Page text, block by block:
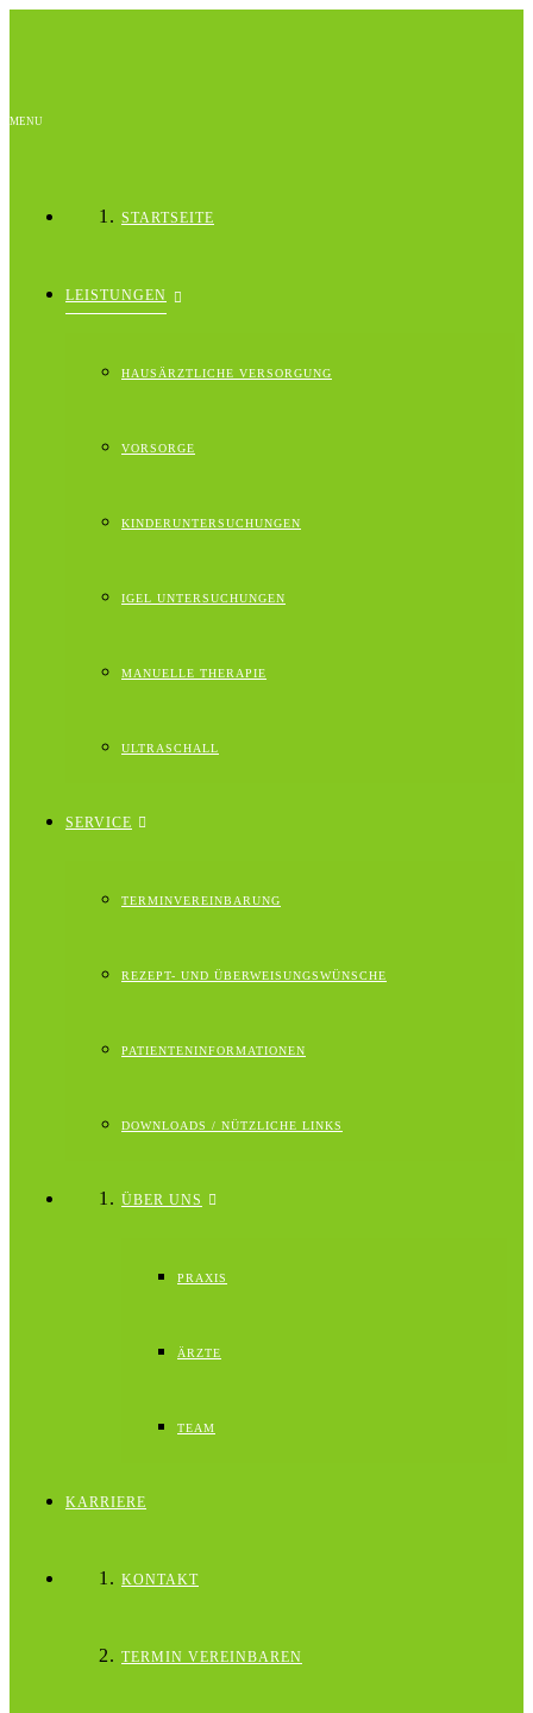
MENU
STARTSEITE
LEISTUNGEN
HAUSÄRZTLICHE VERSORGUNG
VORSORGE
KINDERUNTERSUCHUNGEN
IGEL UNTERSUCHUNGEN
MANUELLE THERAPIE
ULTRASCHALL
SERVICE
TERMINVEREINBARUNG
REZEPT- UND ÜBERWEISUNGSWÜNSCHE
PATIENTENINFORMATIONEN
DOWNLOADS / NÜTZLICHE LINKS
ÜBER UNS
PRAXIS
ÄRZTE
TEAM
KARRIERE
KONTAKT
TERMIN VEREINBAREN